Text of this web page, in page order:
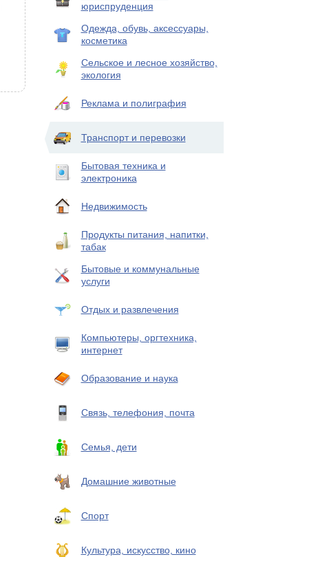
юриспруденция
Одежда, обувь, аксессуары,
косметика
Сельское и лесное хозяйство,
экология
Реклама и полиграфия
Транспорт и перевозки
Бытовая техника и
электроника
Недвижимость
Продукты питания, напитки,
табак
Бытовые и коммунальные
услуги
Отдых и развлечения
Компьютеры, оргтехника,
интернет
Образование и наука
Связь, телефония, почта
Семья, дети
Домашние животные
Спорт
Культура, искусство, кино